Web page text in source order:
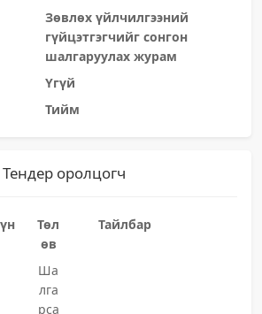
Зөвлөх үйлчилгээний
гүйцэтгэгчийг сонгон
шалгаруулах журам
Үгүй
Тийм
Тендер оролцогч
Төл
өв
Тайлбар
Ша
лга
рса